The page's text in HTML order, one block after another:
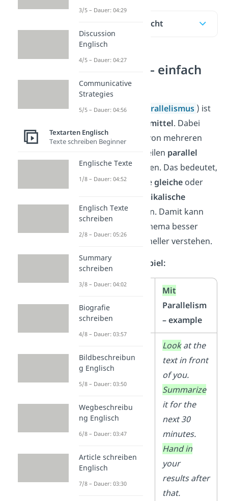
Inhaltsübersicht
Parallelism – einfach
erklärt
Parallelism(dt. Parallelismus ) ist
Stilmittel. Dabei
wird die Struktur von mehreren
Sätzen oder Satzteilen parallel
zueinander gehalten. Das bedeutet,
dass die Sätze einegleiche oder
grammatikalische
Strukturaufweisen. Damit kann
der Leser einem Thema besser
folgen und es schneller verstehen.
Parallelism – Beispiel:
Parallelism –
example
Mit
Parallelism
– example
in front of you.
Summarizing
what you will
be doing for
the next 30
minutes. After
going tohand
Lookat the
text in front
of you.
Summarize
it for the
next 30
minutes.
Hand in
your
results after
that.
3/5 – Dauer: 04:29
Discussion
Englisch
4/5 – Dauer: 04:27
Communicative
Strategies
5/5 – Dauer: 04:56
Textarten Englisch
Texte schreiben Beginner
Englische Texte
1/8 – Dauer: 04:52
Englisch Texte
schreiben
2/8 – Dauer: 05:26
Summary
schreiben
3/8 – Dauer: 04:02
Biografie
schreiben
4/8 – Dauer: 03:57
Bildbeschreibun
g Englisch
5/8 – Dauer: 03:50
Wegbeschreibu
ng Englisch
6/8 – Dauer: 03:47
Article schreiben
Englisch
7/8 – Dauer: 03:30